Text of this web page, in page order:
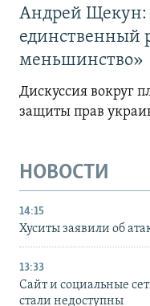
Андрей
единственный
меньшинство»
Дискуссия вокруг
защиты прав
НОВОСТИ
14:15
Хуситы заявили об
13:33
Сайт и социальные
стали недоступны